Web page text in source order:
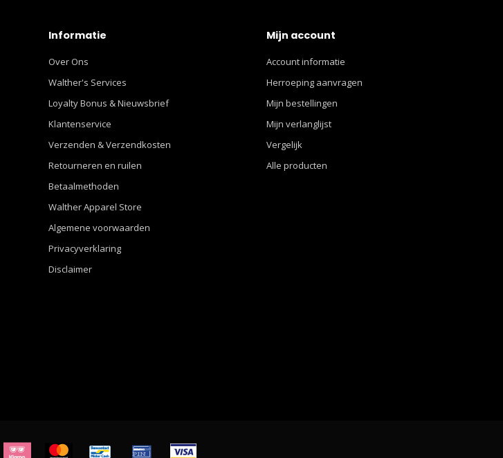
Informatie
Over Ons
Walther's Services
Loyalty Bonus & Nieuwsbrief
Klantenservice
Verzenden & Verzendkosten
Retourneren en ruilen
Betaalmethoden
Walther Apparel Store
Algemene voorwaarden
Privacyverklaring
Disclaimer
Mijn account
Account informatie
Herroeping aanvragen
Mijn bestellingen
Mijn verlanglijst
Vergelijk
Alle producten